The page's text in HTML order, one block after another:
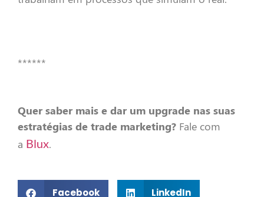
******
Quer saber mais e dar um upgrade nas suas
estratégias de trade marketing? Fale com
a Blux.
Facebook LinkedIn